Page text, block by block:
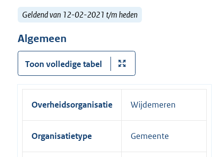
Geldend van 12-02-2021 t/m heden
Algemeen
Toon volledige tabel
Overheidsorganisatie Wijdemeren
Organisatietype Gemeente